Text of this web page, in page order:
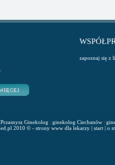
zapoznaj się z
Przasnysz Ginekolog | ginekolog Ciechanów|
2010 © - strony www dla lekarzy| start| o